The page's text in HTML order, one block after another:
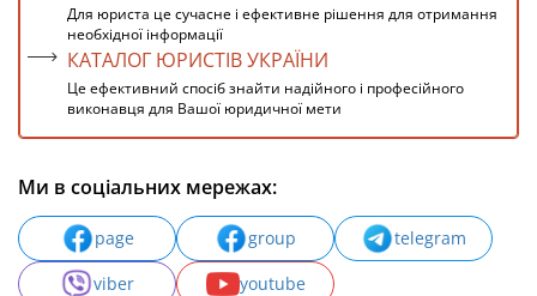
Для юриста це сучасне і ефективне рішення для отримання
необхідної інформації
КАТАЛОГ ЮРИСТІВ УКРАЇНИ
Це ефективний спосіб знайти надійного і професійного
виконавця для Вашої юридичної мети
Ми в соціальних мережах:
page group
telegram
viber
youtube